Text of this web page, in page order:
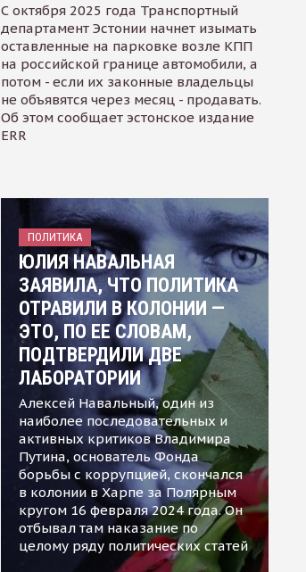
С октября 2025 года Транспортный
департамент Эстонии начнет изымать
оставленные на парковке возле КПП
на российской границе автомобили, а
потом - если их законные владельцы
не объявятся через месяц - продавать.
Об этом сообщает эстонское издание
ERR
ПОЛИТИКА
ЮЛИЯ НАВАЛЬНАЯ
ЗАЯВИЛА, ЧТО ПОЛИТИКА
ОТРАВИЛИ В КОЛОНИИ —
ЭТО, ПО ЕЕ СЛОВАМ,
ПОДТВЕРДИЛИ ДВЕ
ЛАБОРАТОРИИ
Алексей Навальный, один из
наиболее последовательных и
активных критиков Владимира
Путина, основатель Фонда
борьбы с коррупцией, скончался
в колонии в Харпе за Полярным
кругом 16 февраля 2024 года. Он
отбывал там наказание по
целому ряду политических статей